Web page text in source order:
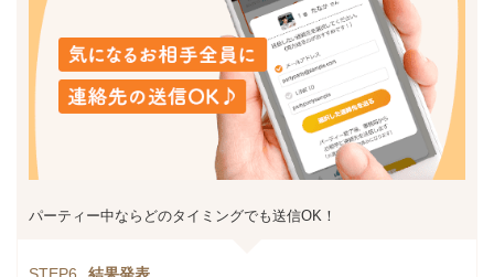
パーティー中ならどのタイミングでも送信OK！
STEP6 結果発表